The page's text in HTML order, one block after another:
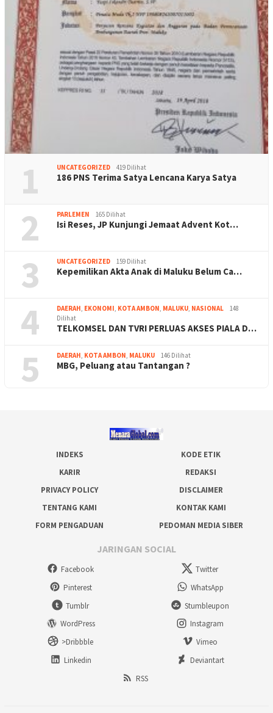
1 UNCATEGORIZED 419 Dilihat
186 PNS Terima Satya Lencana Karya Satya
2 PARLEMEN 165 Dilihat
Isi Reses, JP Kunjungi Jemaat Advent Kot…
3 UNCATEGORIZED 159 Dilihat
Kepemilikan Akta Anak di Maluku Belum Ca…
4 DAERAH, EKONOMI, KOTA AMBON, MALUKU, NASIONAL
148
Dilihat
TELKOMSEL DAN TVRI PERLUAS AKSES PIALA D…
5 DAERAH, KOTA AMBON, MALUKU 146 Dilihat
MBG, Peluang atau Tantangan ?
INDEKS
KODE ETIK
KARIR
REDAKSI
PRIVACY POLICY
DISCLAIMER
TENTANG KAMI
KONTAK KAMI
FORM PENGADUAN
PEDOMAN MEDIA SIBER
JARINGAN SOCIAL
Facebook
Twitter
Pinterest
WhatsApp
Tumblr
Stumbleupon
WordPress
Instagram
>Dribbble
Vimeo
Linkedin
Deviantart
RSS